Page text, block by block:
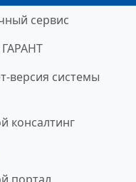
сервис
версия системы
консалтинг